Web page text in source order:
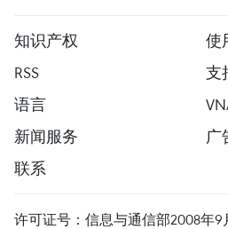
知识产权
使
RSS
支
语言
新闻服务
广
联系
许可证号：信息与通信部2008年9